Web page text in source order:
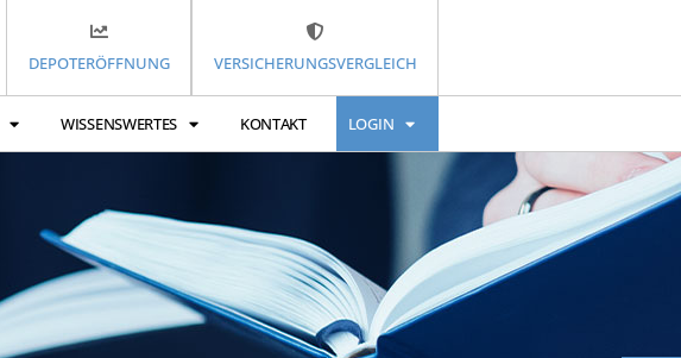
DEPOTERÖFFNUNG VERSICHERUNGSVERGLEICH
WISSENSWERTES KONTAKT LOGIN